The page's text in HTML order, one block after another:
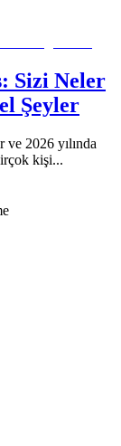
Sizi Neler
Şeyler
2026 yılında
kişi...